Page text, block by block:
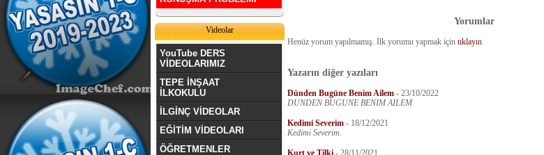
Videolar
YouTube DERS
VİDEOLARIMIZ
TEPE İNŞAAT
İLKOKULU
İLGİNÇ VİDEOLAR
EĞİTİM VİDEOLARI
ÖĞRETMENLER
Yorumlar
Henüz yorum yapılmamış. İlk yorumu yapmak için tıklayın
Yazarın diğer yazıları
Dünden Bugüne Benim Ailem - 23/10/2022
DUNDEN BUGUNE BENIM AILEM
Kedimi Severim - 18/12/2021
Kedimi Severim.
Kurt ve Tilki - 28/11/2021